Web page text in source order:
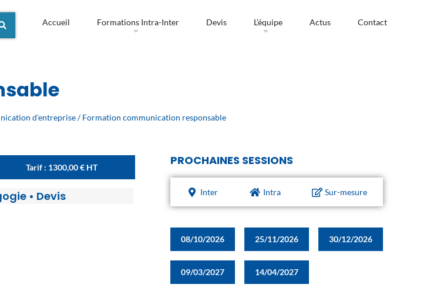
Accueil Formations Intra-Inter Devis L’équipe Actus Contact
d'entreprise/ Formation communication responsable
Tarif : 1300,00€HT
• Devis
PROCHAINES SESSIONS
Inter Intra Sur-mesure
08/10/2026 25/11/2026 30/12/2026
09/03/2027 14/04/2027